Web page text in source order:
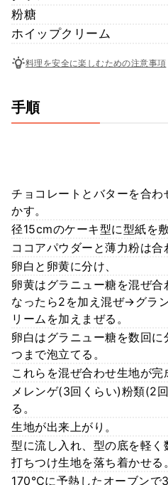
粉糖
ホイップクリーム
料理を安全に楽しむための注意事項
手順
チョコレートとバターを合
かす。
径15cmのケーキ型に型紙を敷
ココアパウダーと薄力粉は合
卵白と卵黄に分け、
卵黄はグラニュー糖を混ぜ
なったら2を加え混ぜ→グラ
リームを加えまぜる。
卵白はグラニュー糖を数回
つまで泡立てる。
これらを混ぜ合わせ生地が完
メレンゲ(3回くらい)粉類(2
る。
生地が出来上がり。
型に流し入れ、型の底を軽
打ちつけ生地を落ち着かせる。
170℃に予熱したオーブンで